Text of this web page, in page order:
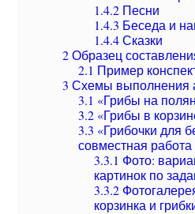
1.4.2 Песни
1.4.3 Беседа и
1.4.4Сказки
2Образец
2.1 Пример
3 Схемы выполнения
3.1 «Грибы на
3.2 «Грибы в
3.3 «Грибочки для
совместная работа
3.3.1 Фото:
картинок по
3.3.2
корзинка и